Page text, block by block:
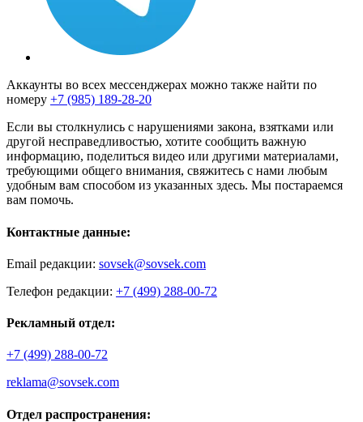
Аккаунты во всех мессенджерах можно также найти по
номеру +7 (985) 189-28-20
Если вы столкнулись с нарушениями закона, взятками или
другой несправедливостью, хотите сообщить важную
информацию, поделиться видео или другими материалами,
требующими общего внимания, свяжитесь с нами любым
удобным вам способом из указанных здесь. Мы постараемся
вам помочь.
Контактные данные:
Email редакции: sovsek@sovsek.com
Телефон редакции: +7 (499) 288-00-72
Рекламный отдел:
+7 (499) 288-00-72
reklama@sovsek.com
Отдел распространения: